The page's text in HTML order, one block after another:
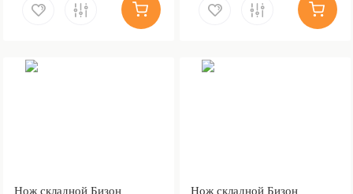
Нож складной Бизон Нож складной Бизон